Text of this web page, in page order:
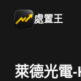
處置王
萊德光電